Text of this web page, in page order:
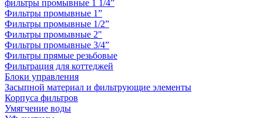
фильтры промывные 1 1/4”
Фильтры промывные 1”
Фильтры промывные 1/2”
Фильтры промывные 2"
Фильтры промывные 3/4”
Фильтры прямые резьбовые
Фильтрация для коттеджей
Блоки управления
Засыпной материал и фильтрующие элементы
Корпуса фильтров
Умягчение воды